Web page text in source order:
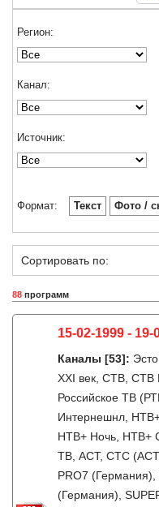
Регион:
Канал:
Источник:
Формат: Текст Фото /
Сортировать по:
88 программ
15-02-1999 - 19-
Каналы [53]:
XXI век, СТВ, СТВ
Российское ТВ
Интернешнл,
НТВ+ Ночь, НТВ+
ТВ, АСТ, СТС
PRO7
(Германия),